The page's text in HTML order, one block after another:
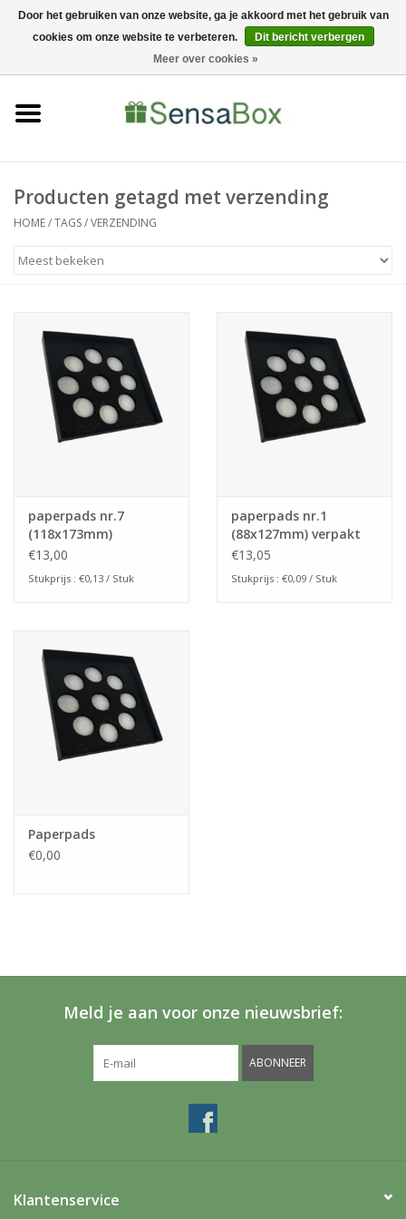
06-22022900 0 Artikelen - €0,00
Bewerkingen
Producten getagd met verzending
HOME/TAGS/VERZENDING
paperpads nr.7
(118x173mm)
€13,00
Stukprijs : €0,13 / Stuk
paperpads nr.1
(88x127mm) verpakt
per 145ex
€13,05
Stukprijs : €0,09 / Stuk
Paperpads
€0,00
Meld je aan voor onze nieuwsbrief:
ABONNEER
Klantenservice
Door het gebruiken van onze website, ga je akkoord met het gebruik van
cookies om onze website te verbeteren.
Dit bericht verbergen
Meer over cookies »